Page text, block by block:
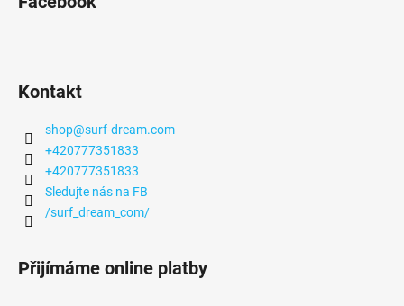
Kontakt
shop@surf-dream.com
+420777351833
+420777351833
Sledujte nás na FB
/surf_dream_com/
Přijímáme online platby